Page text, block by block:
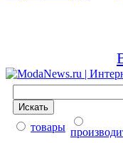
товары